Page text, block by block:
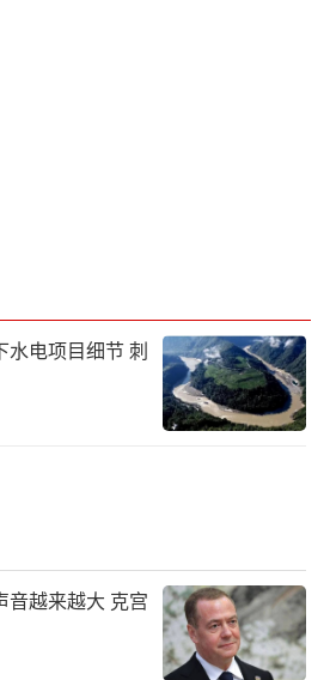
摩托车的生产与进口。这
交通时代迈出了重要的一
这一转型中发挥着重要作
CM0882）
水电项目细节 刺
音越来越大 克宫